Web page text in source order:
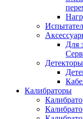
Для
Калибраторы